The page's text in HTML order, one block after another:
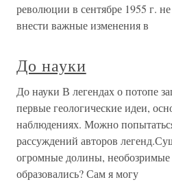
революции в сентябре 1955 г.
внести важные изменения в
До науки
До науки В легендах о потопе
первые геологические идеи,
наблюдениях. Можно
рассуждений авторов
огромные долины,
образовались? Сам я могу